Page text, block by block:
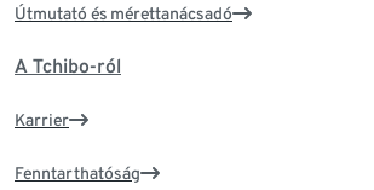
Útmutató és mérettanácsadó
A Tchibo-ról
Karrier
Fenntarthatóság